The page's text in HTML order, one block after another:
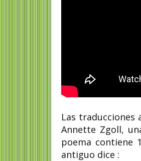
Las traducciones
Annette Zgoll,
poema contiene
antiguo dice :